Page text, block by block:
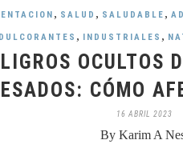
, SALUD , SALUDABLE ,
, INDUSTRIALES ,
OCULTOS
CÓMO
16 ABRIL 2023
By Karim A